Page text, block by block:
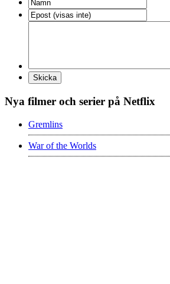
Nya filmer och serier på Netflix
Gremlins
War of the Worlds